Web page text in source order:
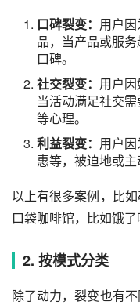
口碑裂变： 用户
品，当产品或服
口碑。
社交裂变： 用户
当活动满足社交
等心理。
利益裂变： 用户
惠等，被迫地或主
以上有很多案例，比
口袋咖啡馆，比如饿了
2. 按模式分类
除了动力，裂变也有